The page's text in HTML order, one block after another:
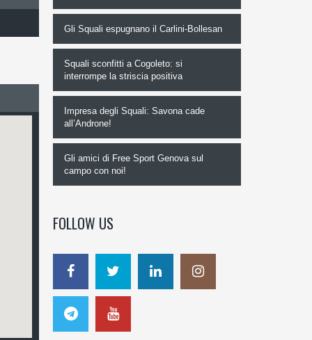
Gli Squali espugnano il Carlini-Bollesan
Squali sconfitti a Cogoleto: si
interrompe la striscia positiva
Impresa degli Squali: Savona cade
all’Androne!
Gli amici di Free Sport Genova sul
campo con noi!
FOLLOW US